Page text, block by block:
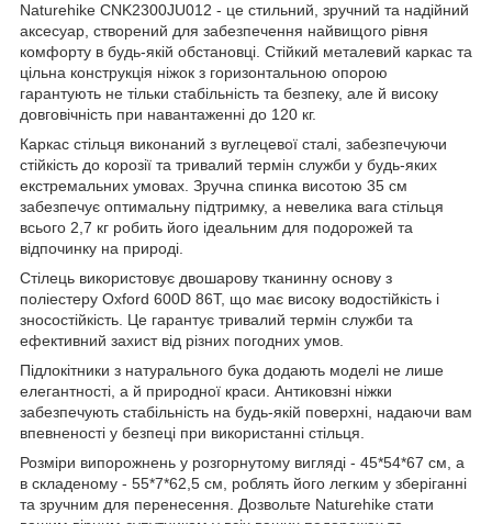
Naturehike CNK2300JU012 - це стильний, зручний та надійний
аксесуар, створений для забезпечення найвищого рівня
комфорту в будь-якій обстановці. Стійкий металевий каркас та
цільна конструкція ніжок з горизонтальною опорою
гарантують не тільки стабільність та безпеку, але й високу
довговічність при навантаженні до 120 кг.
Каркас стільця виконаний з вуглецевої сталі, забезпечуючи
стійкість до корозії та тривалий термін служби у будь-яких
екстремальних умовах. Зручна спинка висотою 35 см
забезпечує оптимальну підтримку, а невелика вага стільця
всього 2,7 кг робить його ідеальним для подорожей та
відпочинку на природі.
Стілець використовує двошарову тканинну основу з
поліестеру Oxford 600D 86T, що має високу водостійкість і
зносостійкість. Це гарантує тривалий термін служби та
ефективний захист від різних погодних умов.
Підлокітники з натурального бука додають моделі не лише
елегантності, а й природної краси. Антиковзні ніжки
забезпечують стабільність на будь-якій поверхні, надаючи вам
впевненості у безпеці при використанні стільця.
Розміри випорожнень у розгорнутому вигляді - 45*54*67 см, а
в складеному - 55*7*62,5 см, роблять його легким у зберіганні
та зручним для перенесення. Дозвольте Naturehike стати